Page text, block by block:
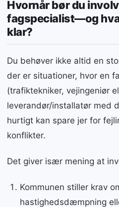
Hvornår bør du
fagspecialist—og
klar?
Du behøver ikke altid en
der er situationer, hvor en
(trafiktekniker, vejingeniør
leverandør/installatør med
hurtigt kan spare jer for
konflikter.
Det giver især mening at
Kommunen stiller krav
hastighedsdæmpning